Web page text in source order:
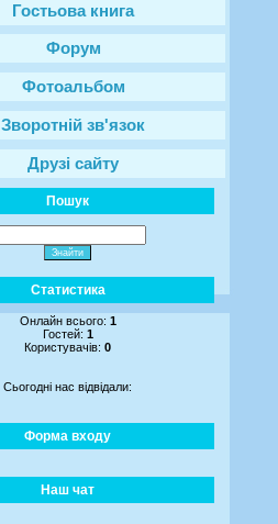
Гостьова книга
Форум
Фотоальбом
Зворотній зв'язок
Друзі сайту
Пошук
Статистика
Онлайн всього: 1
Гостей: 1
Користувачів: 0
Сьогодні нас відвідали:
Форма входу
Наш чат